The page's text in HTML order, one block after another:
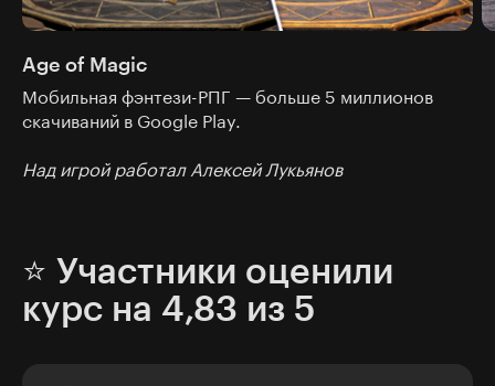
Age of Magic
Мобильная фэнтези-РПГ — больше 5 миллионов
скачиваний в Google Play.
Над игрой работал Алексей Лукьянов
⭐ Участники оценили
курс на 4,83 из 5